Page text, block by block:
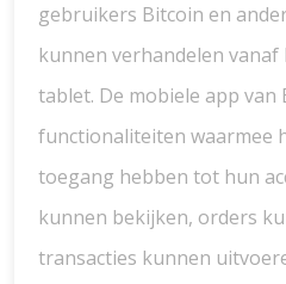
gebruikers Bitcoin en
kunnen verhandelen
tablet. De mobiele app
functionaliteiten waarmee
toegang hebben tot hun
kunnen bekijken, orders
transacties kunnen